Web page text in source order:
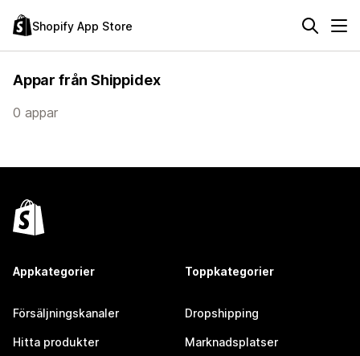
Shopify App Store
Appar från Shippidex
0 appar
Appkategorier
Försäljningskanaler
Hitta produkter
Toppkategorier
Dropshipping
Marknadsplatser